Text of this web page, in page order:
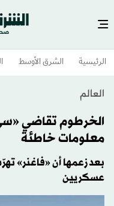
الرئيسية الشرق الأوسط​
العالم
الخرطوم تقاضي
معلومات خاطئة
بعد زعمها أن «فاغنر»
عسكريين